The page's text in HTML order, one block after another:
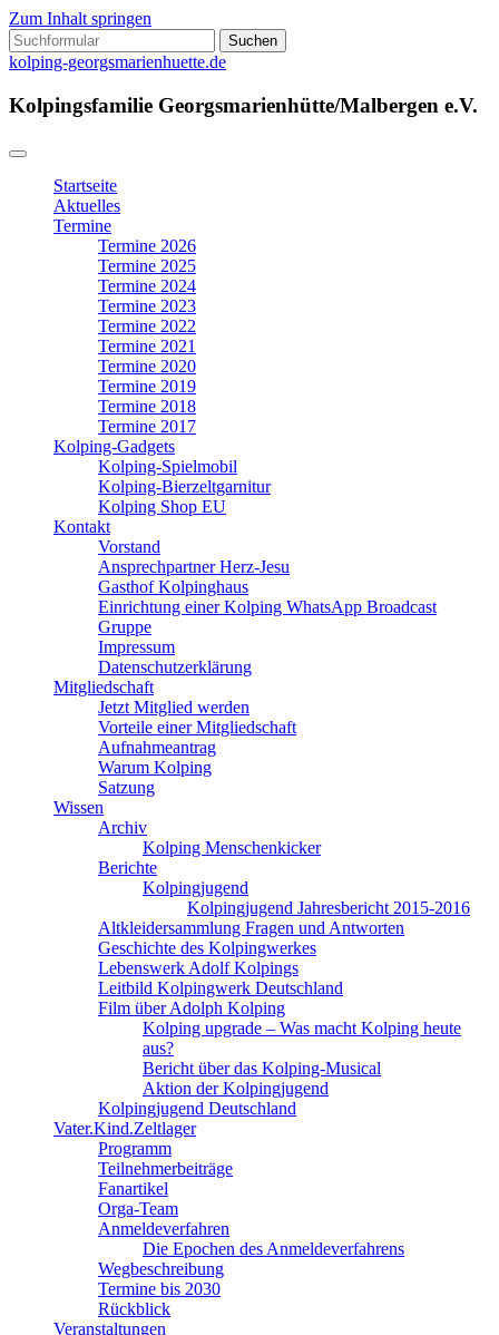
Zum Inhalt springen
Suchen
nach:
kolping-georgsmarienhuette.de
Kolpingsfamilie Georgsmarienhütte/Malbergen e.V.
Startseite
Aktuelles
Termine
Termine 2026
Termine 2025
Termine 2024
Termine 2023
Termine 2022
Termine 2021
Termine 2020
Termine 2019
Termine 2018
Termine 2017
Kolping-Gadgets
Kolping-Spielmobil
Kolping-Bierzeltgarnitur
Kolping Shop EU
Kontakt
Vorstand
Ansprechpartner Herz-Jesu
Gasthof Kolpinghaus
Einrichtung einer Kolping WhatsApp Broadcast
Gruppe
Impressum
Datenschutzerklärung
Mitgliedschaft
Jetzt Mitglied werden
Vorteile einer Mitgliedschaft
Aufnahmeantrag
Warum Kolping
Satzung
Wissen
Archiv
Kolping Menschenkicker
Berichte
Kolpingjugend
Kolpingjugend Jahresbericht 2015-2016
Altkleidersammlung Fragen und Antworten
Geschichte des Kolpingwerkes
Lebenswerk Adolf Kolpings
Leitbild Kolpingwerk Deutschland
Film über Adolph Kolping
Kolping upgrade – Was macht Kolping heute
aus?
Bericht über das Kolping-Musical
Aktion der Kolpingjugend
Kolpingjugend Deutschland
Vater.Kind.Zeltlager
Programm
Teilnehmerbeiträge
Fanartikel
Orga-Team
Anmeldeverfahren
Die Epochen des Anmeldeverfahrens
Wegbeschreibung
Termine bis 2030
Rückblick
Veranstaltungen